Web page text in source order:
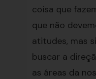
coisa que
que não
atitudes, mas
buscar a
as áreas da